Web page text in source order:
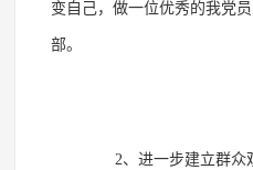
变自己，做一位优秀的我党
部。
2、进一步建立群众